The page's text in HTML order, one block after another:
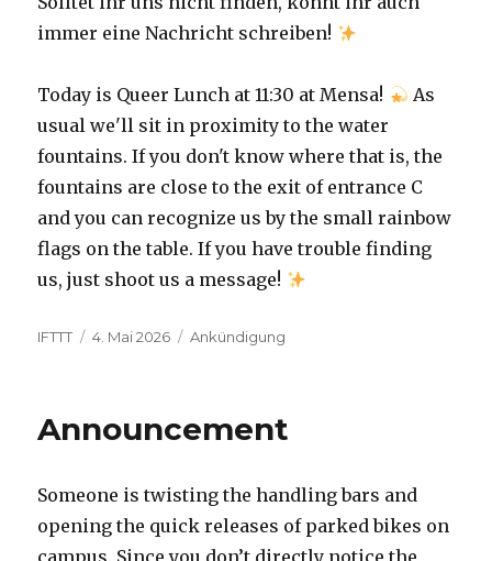
immer eine Nachricht schreiben!
Today is Queer Lunch at 11:30 at Mensa!
As
usual we'll sit in proximity to the water
fountains. If you don't know where that is, the
fountains are close to the exit of entrance C
and you can recognize us by the small rainbow
flags on the table. If you have trouble finding
us, just shoot us a message!
Autor
IFTTT
Veröffentlicht
4. Mai 2026 Kategorien
Ankündigung
Announcement
Someone is twisting the handling bars and
opening the quick releases of parked bikes on